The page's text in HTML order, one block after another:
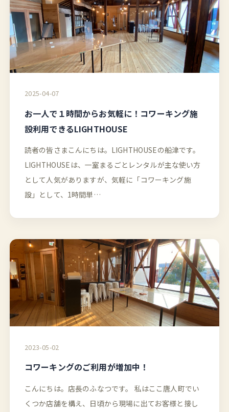
2025-04-07
お一人で１時間からお気軽に！コワーキング施
設利用できるLIGHTHOUSE
読者の皆さまこんにちは。LIGHTHOUSEの船津です。
LIGHTHOUSEは、一室まるごとレンタルが主な使い方
として人気がありますが、気軽に「コワーキング施
設」として、1時間単…
2023-05-02
コワーキングのご利用が増加中！
こんにちは。店長のふなつです。 私はここ唐人町でい
くつか店舗を構え、日頃から現場に出てお客様と接し